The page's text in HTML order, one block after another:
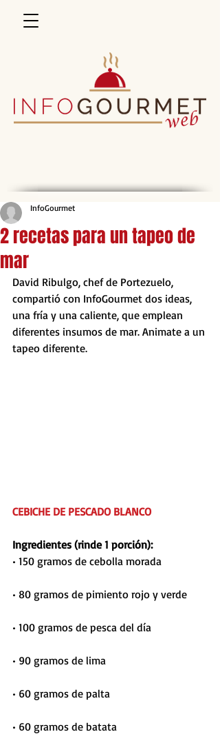
2 recetas para un tapeo de
mar
InfoGourmet
David Ribulgo, chef de Portezuelo,
compartió con InfoGourmet dos ideas,
una fría y una caliente, que emplean
diferentes insumos de mar. Animate a un
tapeo diferente.
CEBICHE DE PESCADO BLANCO
Ingredientes (rinde 1 porción):
• 150 gramos de cebolla morada
• 80 gramos de pimiento rojo y verde
• 100 gramos de pesca del día
• 90 gramos de lima
• 60 gramos de palta
• 60 gramos de batata